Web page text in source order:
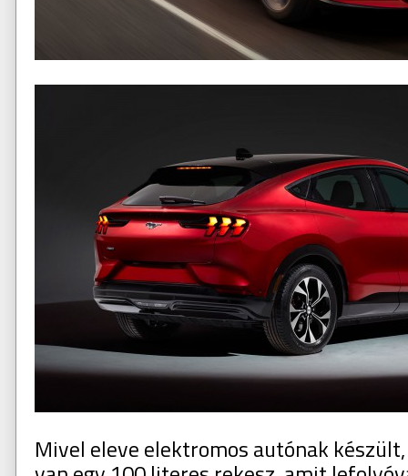
Mivel eleve elektromos autónak